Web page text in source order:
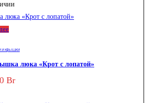
и крышки
люка «Крот с лопатой»
Br